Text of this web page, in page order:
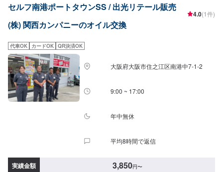
30▶︎1,590円（DPF装置ディーゼル乗用車）・10W-30▶︎1,370円（DPF装置
ディーゼルトラック・バス）-----------その他料金----------->>オイルフィルター
2,420円〜／台>>２サイクルオイル1,320円〜／台
セルフ南港ポートタウンSS / 出光リテール販売
(株) 関西カンパニーのオイル交換
4.0(1件)
代車OK カードOK QR決済OK
大阪府大阪市住之江区南港中7-1-2
9:00 ~ 17:00
年中無休
平均8時間で返信
実績金額 3,850円〜